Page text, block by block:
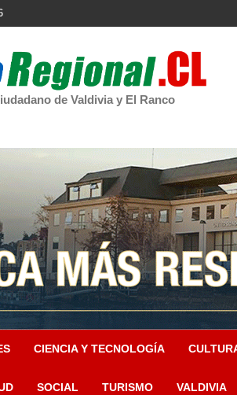
de Valdivia y El Ranco
CIENCIA Y TECNOLOGÍA
SOCIAL TURISMO VALDIVIA